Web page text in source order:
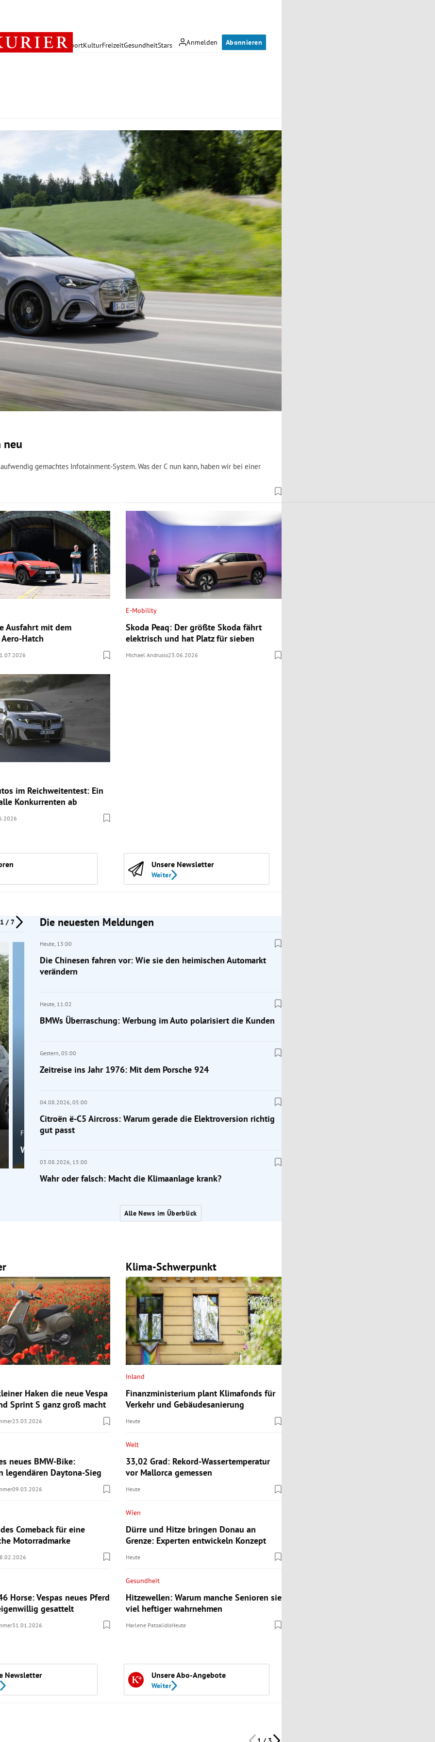
Anmelden Abonnieren
PolitikWirtschaft SportKulturFreizeitGesundheitStars
neu
gemachtes Infotainment-System. Was der C nun kann, haben wir bei einer
Ausfahrt mit dem
Hatch
E-Mobility
Skoda Peaq: Der größte Skoda fährt
elektrisch und hat Platz für sieben
Michael Andrusio23.06.2026
im Reichweitentest: Ein
Konkurrenten ab
Unsere Newsletter
Weiter
1 / 7
Frage der Mobilität
Wahr oder falsch: Macht die Klimaanlage krank?
Die neuesten Meldungen
Heute, 13:00
Die Chinesen fahren vor: Wie sie den heimischen Automarkt
verändern
Heute, 11:02
BMWs Überraschung: Werbung im Auto polarisiert die Kunden
Gestern, 05:00
Zeitreise ins Jahr 1976: Mit dem Porsche 924
04.08.2026, 05:00
Citroën ë-C5 Aircross: Warum gerade die Elektroversion richtig
gut passt
03.08.2026, 15:00
Wahr oder falsch: Macht die Klimaanlage krank?
Alle News im Überblick
Haken die neue Vespa
Sprint S ganz groß macht
23.03.2026
neues BMW-Bike:
legendären Daytona-Sieg
09.03.2026
Comeback für eine
Motorradmarke
Horse: Vespas neues Pferd
gesattelt
31.01.2026
Klima-Schwerpunkt
Inland
Finanzministerium plant Klimafonds für
Verkehr und Gebäudesanierung
Heute
Welt
33,02 Grad: Rekord-Wassertemperatur
vor Mallorca gemessen
Heute
Wien
Dürre und Hitze bringen Donau an
Grenze: Experten entwickeln Konzept
Heute
Gesundheit
Hitzewellen: Warum manche Senioren sie
viel heftiger wahrnehmen
Marlene PatsalidisHeute
Newsletter Unsere Abo-Angebote
Weiter